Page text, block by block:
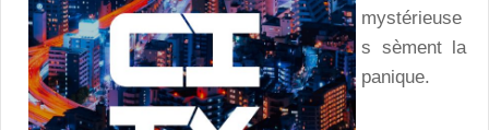
mystérieuse
s sèment la
panique.